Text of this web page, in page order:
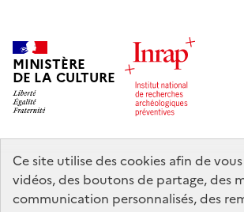
Ce site utilise des cookies afin de
vidéos, des boutons de partage, des
communication personnalisés, des
MINISTÈRE
DE LA CULTURE
legifrance.gouv.fr
info.gouv.fr
service-public.gouv.fr
data.gouv.fr